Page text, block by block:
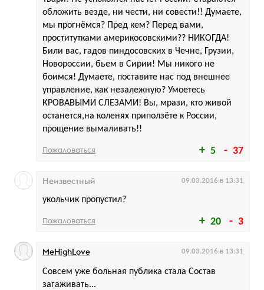
5 37
обложить везде, ни чести, ни совести!! Думаете,
мы прогнёмся? Пред кем? Перед вами,
проститутками америкосовскими?? НИКОГДА!
Били вас, гадов пиндосовских в Чечне, Грузии,
Новороссии, бьем в Сирии! Мы никого не
боимся! Думаете, поставите нас под внешнее
управление, как незалежную? Умоетесь
КРОВАВЫМИ СЛЕЗАМИ! Вы, мрази, кто живой
останется,на коленях приползёте к России,
прощение вымаливать!!
Пожаловаться
20 3
укольчик пропустил?
Неизвестный 09.03.2016 в 13:31
Пожаловаться
Совсем уже больная публика стала Состав
загаживать...
MeHighLove 09.03.2016 в 13:31